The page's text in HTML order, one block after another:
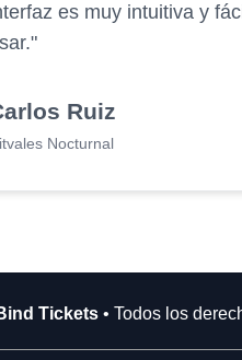
es muy intuitiva y
Ruiz
Nocturnal
Tickets • Todos los